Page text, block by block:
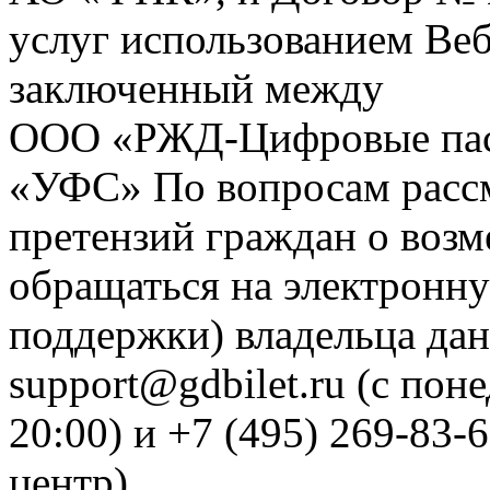
услуг использованием
заключенный между
ООО «РЖД-Цифровые
«УФС» По вопросам
претензий граждан о
обращаться на
поддержки) владельца
support@gdbilet.ru (с
20:00) и +7 (495) 269-83-